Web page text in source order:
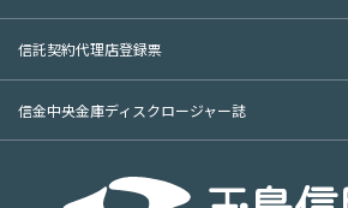
信託契約代理店登録票
信金中央金庫ディスクロージャー誌